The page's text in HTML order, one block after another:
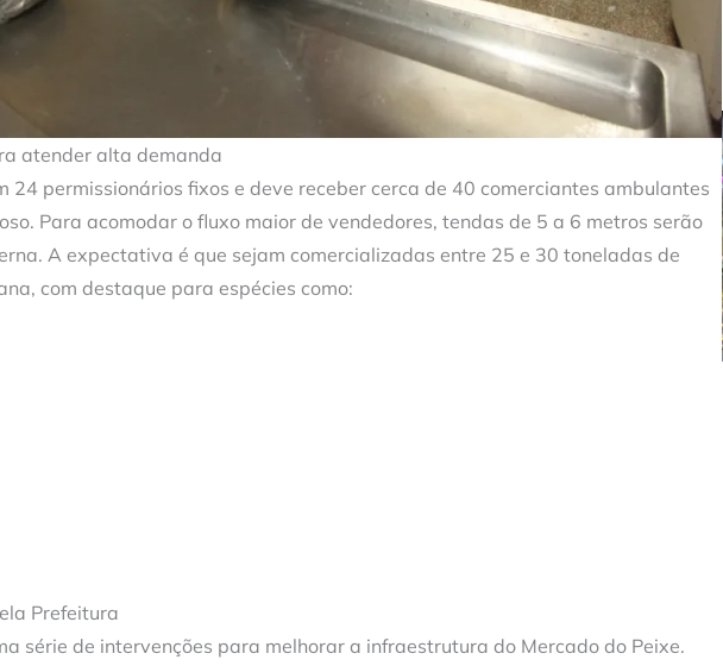
atender alta demanda
24 permissionários fixos e deve receber cerca de 40 comerciantes ambulantes
Para acomodar o fluxo maior de vendedores, tendas de 5 a 6 metros serão
A expectativa é que sejam comercializadas entre 25 e 30 toneladas de
com destaque para espécies como:
Prefeitura
série de intervenções para melhorar a infraestrutura do Mercado do Peixe.